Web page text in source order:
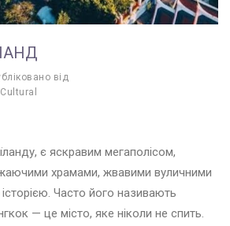
від
Cultural
є яскравим мегаполісом,
храмами, жвавими вуличними
Часто його називають
— це місто, яке ніколи не спить.